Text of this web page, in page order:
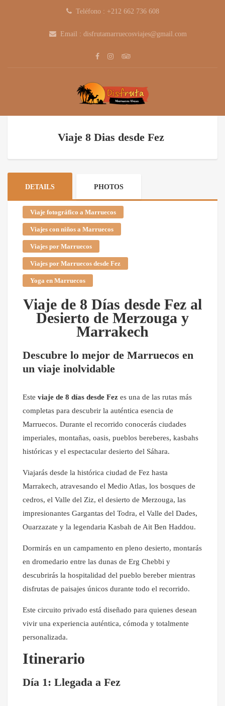
Teléfono : +212 662 736 608
Email : disfrutamarruecosviajes@gmail.com
Viaje 8 Dias desde Fez
DETAILS PHOTOS
Viaje fotográfico a Marruecos
Viajes con niños a Marruecos
Viajes por Marruecos
Viajes por Marruecos desde Fez
Yoga en Marruecos
Viaje de 8 Días desde Fez al
Desierto de Merzouga y
Marrakech
Descubre lo mejor de Marruecos en
un viaje inolvidable
Este viaje de 8 días desde Fez es una de las rutas más
completas para descubrir la auténtica esencia de
Marruecos. Durante el recorrido conocerás ciudades
imperiales, montañas, oasis, pueblos bereberes, kasbahs
históricas y el espectacular desierto del Sáhara.
Viajarás desde la histórica ciudad de Fez hasta
Marrakech, atravesando el Medio Atlas, los bosques de
cedros, el Valle del Ziz, el desierto de Merzouga, las
impresionantes Gargantas del Todra, el Valle del Dades,
Ouarzazate y la legendaria Kasbah de Ait Ben Haddou.
Dormirás en un campamento en pleno desierto, montarás
en dromedario entre las dunas de Erg Chebbi y
descubrirás la hospitalidad del pueblo bereber mientras
disfrutas de paisajes únicos durante todo el recorrido.
Este circuito privado está diseñado para quienes desean
vivir una experiencia auténtica, cómoda y totalmente
personalizada.
Itinerario
Día 1: Llegada a Fez